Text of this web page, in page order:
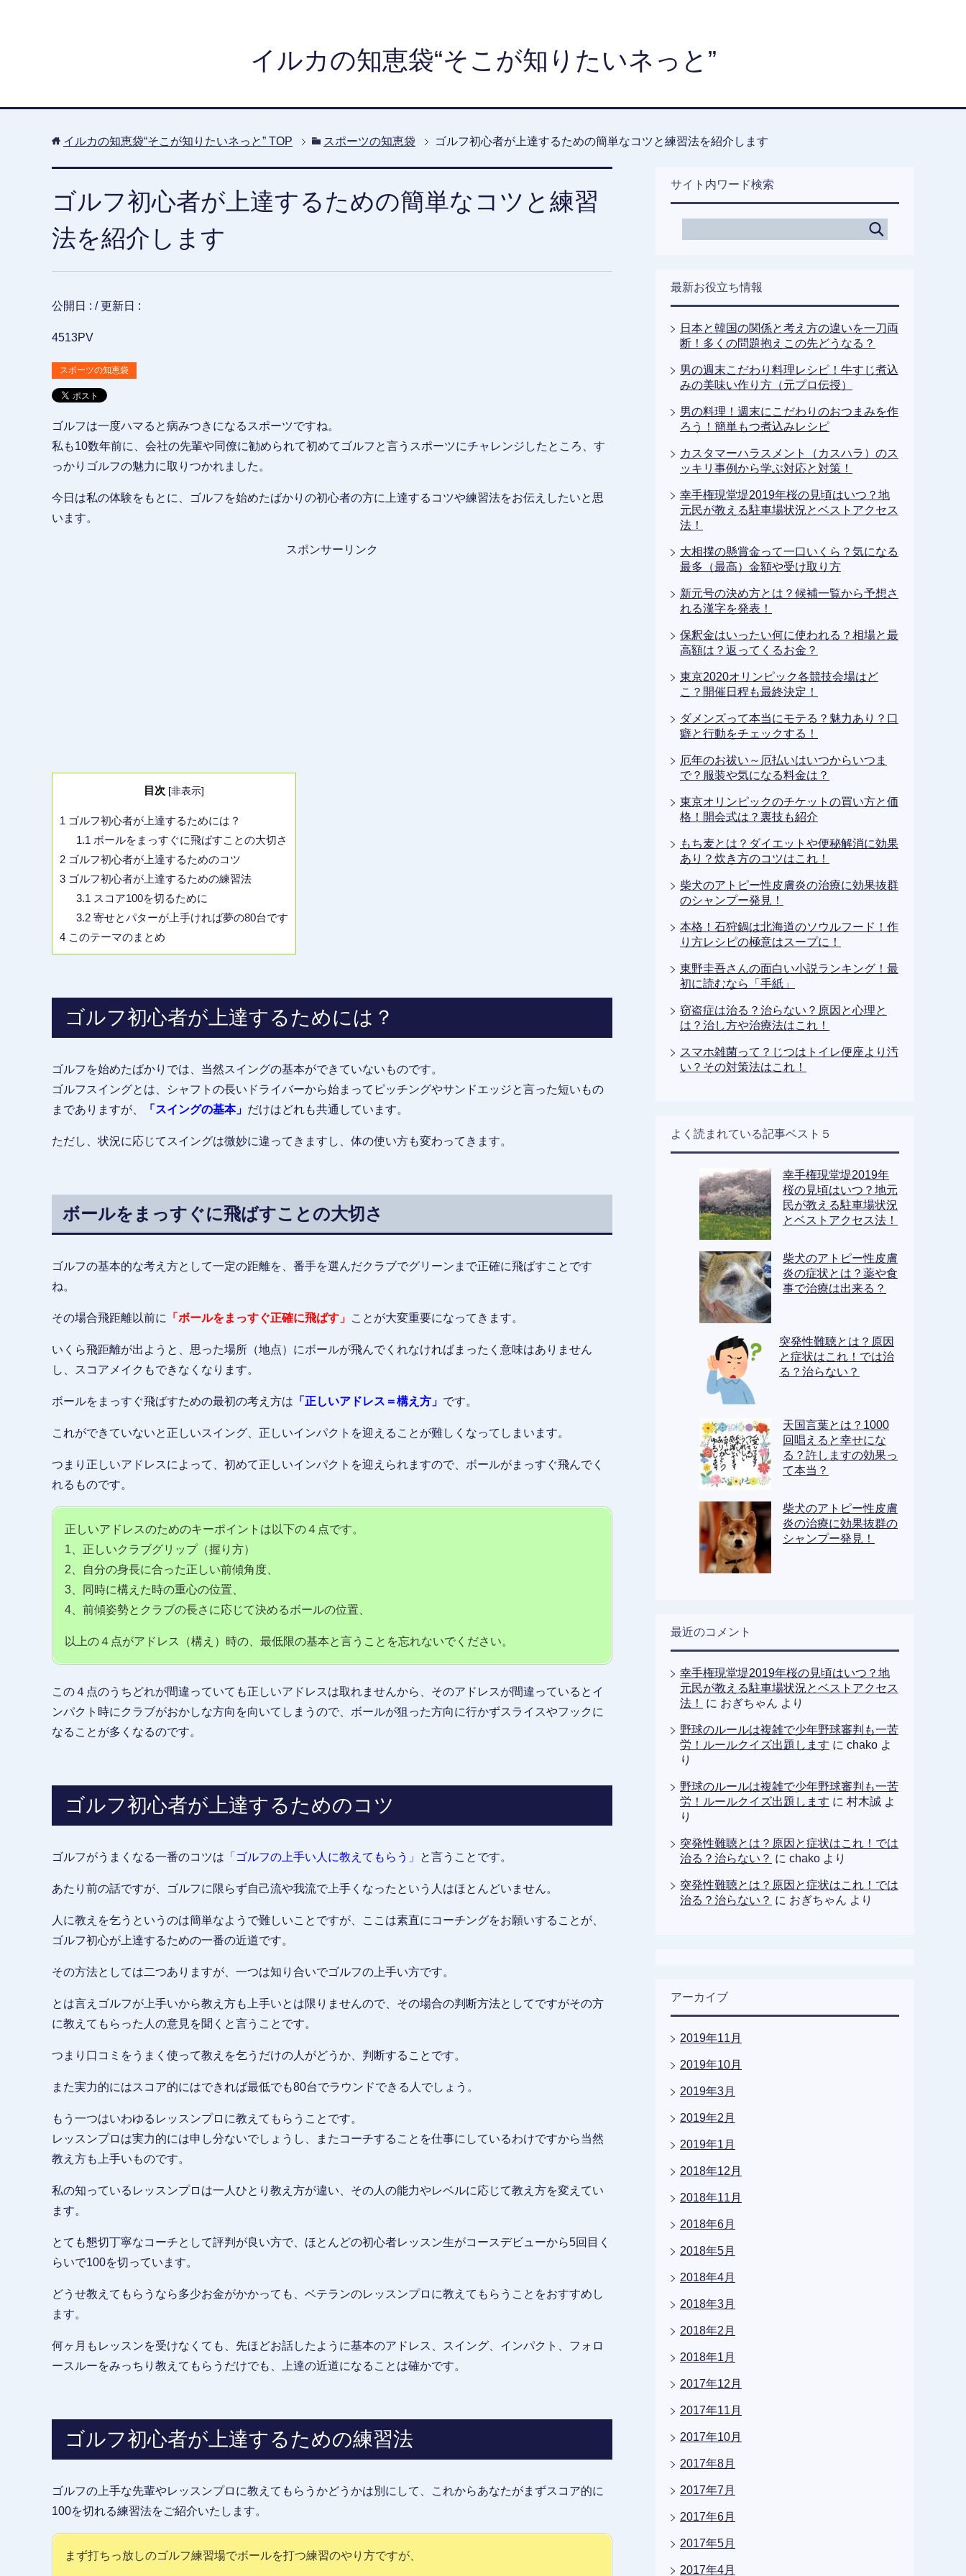
イルカの知恵袋“そこが知りたいネっと”
イルカの知恵袋“そこが知りたいネっと” TOP スポーツの知恵袋 ゴルフ初心者が上達するための簡単なコツと練習法を紹介します
ゴルフ初心者が上達するための簡単なコツと練習
法を紹介します
公開日 : / 更新日 :
4513PV
スポーツの知恵袋
ゴルフは一度ハマると病みつきになるスポーツですね。
私も10数年前に、会社の先輩や同僚に勧められて初めてゴルフと言うスポーツにチャレンジしたところ、す
っかりゴルフの魅力に取りつかれました。
今日は私の体験をもとに、ゴルフを始めたばかりの初心者の方に上達するコツや練習法をお伝えしたいと思
います。
スポンサーリンク
目次 [非表示]
1 ゴルフ初心者が上達するためには？
1.1 ボールをまっすぐに飛ばすことの大切さ
2 ゴルフ初心者が上達するためのコツ
3 ゴルフ初心者が上達するための練習法
3.1 スコア100を切るために
3.2寄せとパターが上手ければ夢の80台です
4 このテーマのまとめ
ゴルフ初心者が上達するためには？
ゴルフを始めたばかりでは、当然スイングの基本ができていないものです。
ゴルフスイングとは、シャフトの長いドライバーから始まってピッチングやサンドエッジと言った短いもの
までありますが、
「スイングの基本」 だけはどれも共通しています。
ただし、状況に応じてスイングは微妙に違ってきますし、体の使い方も変わってきます。
ボールをまっすぐに飛ばすことの大切さ
ゴルフの基本的な考え方として一定の距離を、番手を選んだクラブでグリーンまで正確に飛ばすことです
ね。
その場合飛距離以前に 「ボールをまっすぐ正確に飛ばす」 ことが大変重要になってきます。
いくら飛距離が出ようと、思った場所（地点）にボールが飛んでくれなければまったく意味はありません
し、スコアメイクもできなくなります。
ボールをまっすぐ飛ばすための最初の考え方は 「正しいアドレス＝構え方」 です。
これができていないと正しいスイング、正しいインパクトを迎えることが難しくなってしまいます。
つまり正しいアドレスによって、初めて正しいインパクトを迎えられますので、ボールがまっすぐ飛んでく
れるものです。
正しいアドレスのためのキーポイントは以下の４点です。
1、正しいクラブグリップ（握り方）
2、自分の身長に合った正しい前傾角度、
3、同時に構えた時の重心の位置、
4、前傾姿勢とクラブの長さに応じて決めるボールの位置、
以上の４点がアドレス（構え）時の、最低限の基本と言うことを忘れないでください。
この４点のうちどれが間違っていても正しいアドレスは取れませんから、そのアドレスが間違っているとイ
ンパクト時にクラブがおかしな方向を向いてしまうので、ボールが狙った方向に行かずスライスやフックに
なることが多くなるのです。
ゴルフ初心者が上達するためのコツ
ゴルフがうまくなる一番のコツは「 ゴルフの上手い人に教えてもらう」 と言うことです。
あたり前の話ですが、ゴルフに限らず自己流や我流で上手くなったという人はほとんどいません。
人に教えを乞うというのは簡単なようで難しいことですが、ここは素直にコーチングをお願いすることが、
ゴルフ初心が上達するための一番の近道です。
その方法としては二つありますが、一つは知り合いでゴルフの上手い方です。
とは言えゴルフが上手いから教え方も上手いとは限りませんので、その場合の判断方法としてですがその方
に教えてもらった人の意見を聞くと言うことです。
つまり口コミをうまく使って教えを乞うだけの人がどうか、判断することです。
また実力的にはスコア的にはできれば最低でも80台でラウンドできる人でしょう。
もう一つはいわゆるレッスンプロに教えてもらうことです。
レッスンプロは実力的には申し分ないでしょうし、またコーチすることを仕事にしているわけですから当然
教え方も上手いものです。
私の知っているレッスンプロは一人ひとり教え方が違い、その人の能力やレベルに応じて教え方を変えてい
ます。
とても懇切丁寧なコーチとして評判が良い方で、ほとんどの初心者レッスン生がコースデビューから5回目く
らいで100を切っています。
どうせ教えてもらうなら多少お金がかかっても、ベテランのレッスンプロに教えてもらうことをおすすめし
ます。
何ヶ月もレッスンを受けなくても、先ほどお話したように基本のアドレス、スイング、インパクト、フォロ
ースルーをみっちり教えてもらうだけでも、上達の近道になることは確かです。
ゴルフ初心者が上達するための練習法
ゴルフの上手な先輩やレッスンプロに教えてもらうかどうかは別にして、これからあなたがまずスコア的に
100を切れる練習法をご紹介いたします。
まず打ちっ放しのゴルフ練習場でボールを打つ練習のやり方ですが、
サイト内ワード検索
最新お役立ち情報
日本と韓国の関係と考え方の違いを一刀両
断！多くの問題抱えこの先どうなる？
男の週末こだわり料理レシピ！牛すじ煮込
みの美味い作り方（元プロ伝授）
男の料理！週末にこだわりのおつまみを作
ろう！簡単もつ煮込みレシピ
カスタマーハラスメント（カスハラ）のス
ッキリ事例から学ぶ対応と対策！
幸手権現堂堤2019年桜の見頃はいつ？地
元民が教える駐車場状況とベストアクセス
法！
大相撲の懸賞金って一口いくら？気になる
最多（最高）金額や受け取り方
新元号の決め方とは？候補一覧から予想さ
れる漢字を発表！
保釈金はいったい何に使われる？相場と最
高額は？返ってくるお金？
東京2020オリンピック各競技会場はど
こ？開催日程も最終決定！
ダメンズって本当にモテる？魅力あり？口
癖と行動をチェックする！
厄年のお祓い～厄払いはいつからいつま
で？服装や気になる料金は？
東京オリンピックのチケットの買い方と価
格！開会式は？裏技も紹介
もち麦とは？ダイエットや便秘解消に効果
あり？炊き方のコツはこれ！
柴犬のアトピー性皮膚炎の治療に効果抜群
のシャンプー発見！
本格！石狩鍋は北海道のソウルフード！作
り方レシピの極意はスープに！
東野圭吾さんの面白い小説ランキング！最
初に読むなら「手紙」
窃盗症は治る？治らない？原因と心理と
は？治し方や治療法はこれ！
スマホ雑菌って？じつはトイレ便座より汚
い？その対策法はこれ！
よく読まれている記事ベスト５
幸手権現堂堤2019年
桜の見頃はいつ？地元
民が教える駐車場状況
とベストアクセス法！
柴犬のアトピー性皮膚
炎の症状とは？薬や食
事で治療は出来る？
突発性難聴とは？原因
と症状はこれ！では治
る？治らない？
天国言葉とは？1000
回唱えると幸せにな
る？許しますの効果っ
て本当？
柴犬のアトピー性皮膚
炎の治療に効果抜群の
シャンプー発見！
最近のコメント
幸手権現堂堤2019年桜の見頃はいつ？地
元民が教える駐車場状況とベストアクセス
法！
に おぎちゃん より
野球のルールは複雑で少年野球審判も一苦
労！ルールクイズ出題します に chako よ
り
野球のルールは複雑で少年野球審判も一苦
労！ルールクイズ出題します に 村木誠 よ
り
突発性難聴とは？原因と症状はこれ！では
治る？治らない？ に chako より
突発性難聴とは？原因と症状はこれ！では
治る？治らない？ に おぎちゃん より
アーカイブ
2019年11月
2019年10月
2019年3月
2019年2月
2019年1月
2018年12月
2018年11月
2018年6月
2018年5月
2018年4月
2018年3月
2018年2月
2018年1月
2017年12月
2017年11月
2017年10月
2017年8月
2017年7月
2017年6月
2017年5月
2017年4月